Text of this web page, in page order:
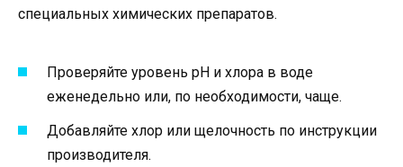
специальных химических препаратов.
Проверяйте уровень рН и хлора в воде
еженедельно или, по необходимости, чаще.
Добавляйте хлор или щелочность по инструкции
производителя.